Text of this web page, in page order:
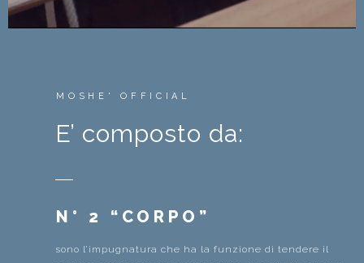
MOSHE' OFFICIAL
E’ composto da:
N° 2 “CORPO”
sono l’impugnatura che ha la funzione di tendere il